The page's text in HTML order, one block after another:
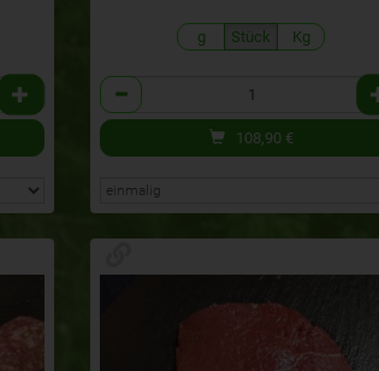
g Stück Kg
Anzahl
108,90 €